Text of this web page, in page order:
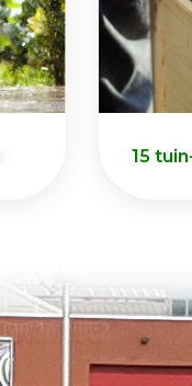
15